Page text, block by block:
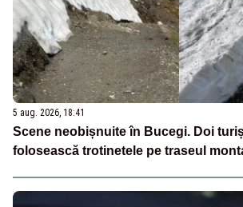
5 aug. 2026, 18:41
Scene neobișnuite în Bucegi. Doi
folosească trotinetele pe traseul